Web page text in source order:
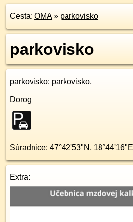
Cesta: OMA» parkovisko
parkovisko
parkovisko: parkovisko,
Dorog
Súradnice: 47°42'53"N , 18°44'16"E
Extra: